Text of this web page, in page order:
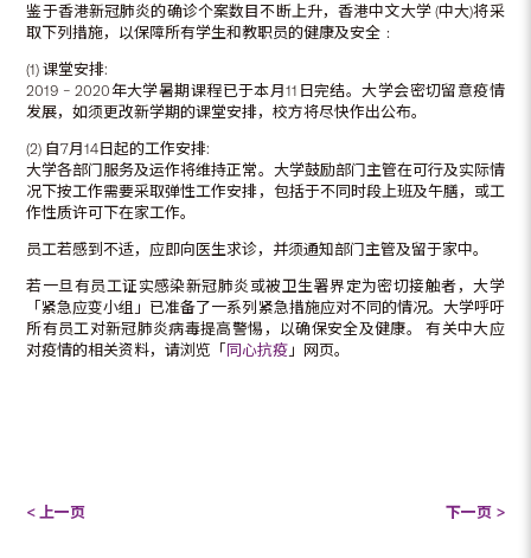
鉴于香港新冠肺炎的确诊个案数目不断上升，香港中文大学 (中大)将采
取下列措施，以保障所有学生和教职员的健康及安全﹕
(1) 课堂安排:
2019 – 2020年大学暑期课程已于本月11日完结。大学会密切留意疫情
发展，如须更改新学期的课堂安排，校方将尽快作出公布。
(2) 自7月14日起的工作安排:
大学各部门服务及运作将维持正常。大学鼓励部门主管在可行及实际情
况下按工作需要采取弹性工作安排，包括于不同时段上班及午膳，或工
作性质许可下在家工作。
员工若感到不适，应即向医生求诊，并须通知部门主管及留于家中。
若一旦有员工证实感染新冠肺炎或被卫生署界定为密切接触者，大学
「紧急应变小组」已准备了一系列紧急措施应对不同的情况。大学呼吁
所有员工对新冠肺炎病毒提高警惕，以确保安全及健康。 有关中大应
对疫情的相关资料，请浏览「同心抗疫 」网页。
< 上一页 下一页 >